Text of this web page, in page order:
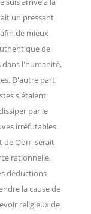
un pressant
de mieux
de
dans l'humanité,
D'autre part,
s'étaient
par le
irréfutables.
de Qom serait
rationnelle,
déductions
la cause de
religieux de